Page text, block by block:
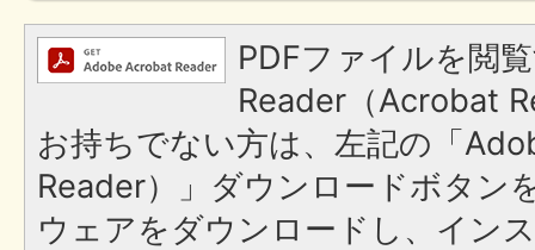
PDFファイルを閲
Reader（Acrobat
お持ちでない方は、左記の「
Reader）」ダウンロードボタン
ウェアをダウンロードし、イン